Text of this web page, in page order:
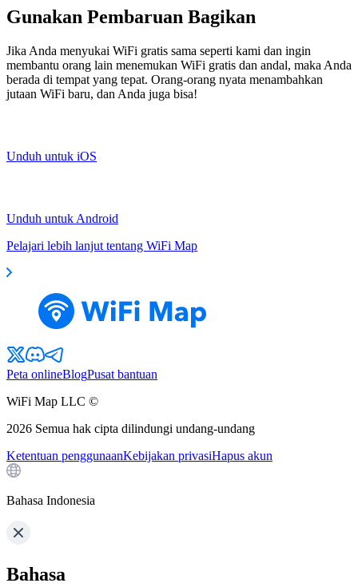
Gunakan Pembaruan Bagikan
Jika Anda menyukai WiFi gratis sama seperti kami dan ingin
membantu orang lain menemukan WiFi gratis dan andal, maka Anda
berada di tempat yang tepat. Orang-orang nyata menambahkan
jutaan WiFi baru, dan Anda juga bisa!
Unduh untuk iOS
Unduh untuk Android
Pelajari lebih lanjut tentang WiFi Map
Peta onlineBlogPusat bantuan
WiFi Map LLC ©
2026 Semua hak cipta dilindungi undang-undang
Ketentuan penggunaanKebijakan privasiHapus akun
Bahasa Indonesia
Bahasa